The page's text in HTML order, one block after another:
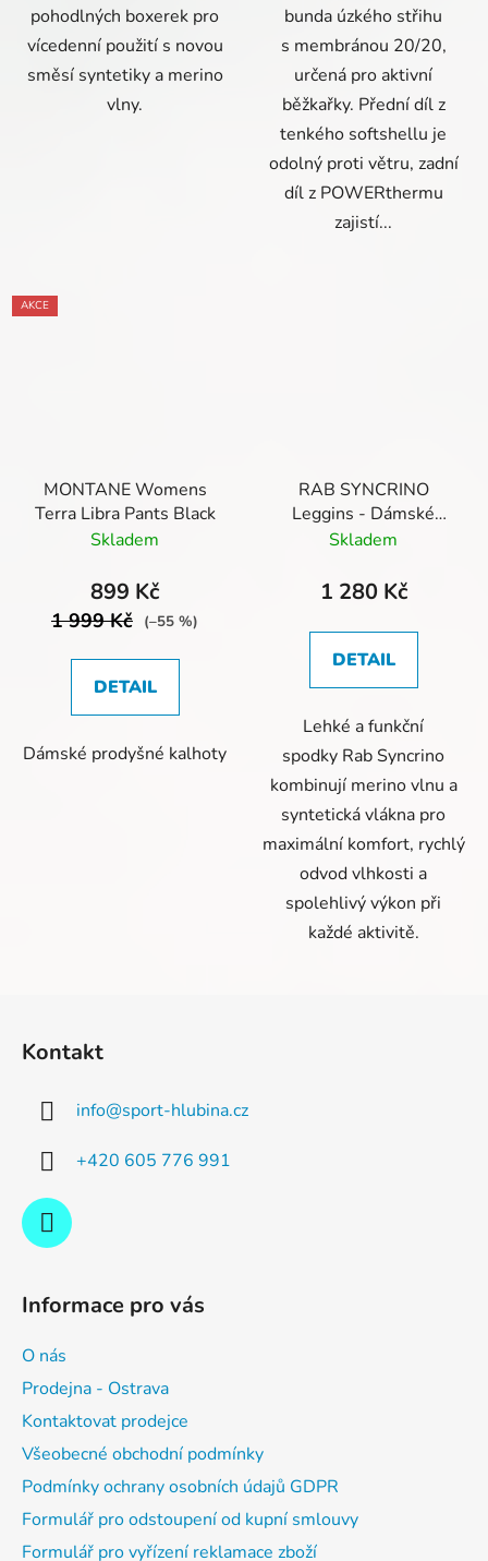
pohodlných boxerek pro
vícedenní použití s novou
směsí syntetiky a merino
vlny.
bunda úzkého střihu
s membránou 20/20,
určená pro aktivní
běžkařky. Přední díl z
tenkého softshellu je
odolný proti větru, zadní
díl z POWERthermu
zajistí...
AKCE
MONTANE Womens
Terra Libra Pants Black
Skladem
899 Kč
1 999 Kč (–55 %)
DETAIL
Dámské prodyšné kalhoty
RAB SYNCRINO
Leggins - Dámské
spodky Beluga
Skladem
1 280 Kč
DETAIL
Lehké a funkční
spodky Rab Syncrino
kombinují merino vlnu a
syntetická vlákna pro
maximální komfort, rychlý
odvod vlhkosti a
spolehlivý výkon při
každé aktivitě.
Kontakt
info@sport-hlubina.cz
+420 605 776 991
Informace pro vás
O nás
Prodejna - Ostrava
Kontaktovat prodejce
Všeobecné obchodní podmínky
Podmínky ochrany osobních údajů GDPR
Formulář pro odstoupení od kupní smlouvy
Formulář pro vyřízení reklamace zboží